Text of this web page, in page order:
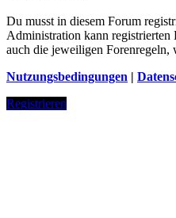
Du musst in diesem Forum
Administration kann registrierten
auch die jeweiligen Forenregeln,
Nutzungsbedingungen |
Registrieren